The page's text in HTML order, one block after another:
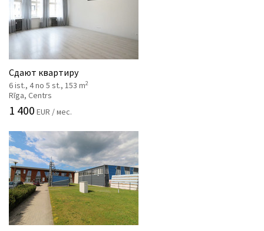
Сдают квартиру
6 ist., 4 no 5 st., 153 m2
Rīga, Centrs
1 400 EUR / мес.